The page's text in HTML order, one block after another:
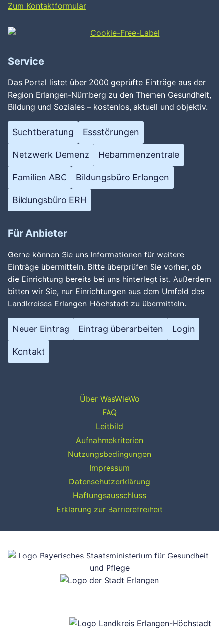
Zum Kontaktformular
Service
Das Portal listet über 2000 geprüfte Einträge aus der
Region Erlangen-Nürnberg zu den Themen Gesundheit,
Bildung und Soziales – kostenlos, aktuell und objektiv.
Suchtberatung Essstörungen
Netzwerk Demenz Hebammenzentrale
Familien ABC Bildungsbüro Erlangen
Bildungsbüro ERH
Für Anbieter
Gerne können Sie uns Informationen für weitere
Einträge übermitteln. Bitte überprüfen Sie vorher, ob
die Einrichtung bereits bei uns hinterlegt ist. Außerdem
bitten wir Sie, nur Einrichtungen aus dem Umfeld des
Landkreises Erlangen-Höchstadt zu übermitteln.
Neuer Eintrag Eintrag überarbeiten Login
Kontakt
Über WasWieWo
FAQ
Leitbild
Aufnahmekriterien
Nutzungsbedingungen
Impressum
Datenschutzerklärung
Haftungsausschluss
Erklärung zur Barrierefreiheit